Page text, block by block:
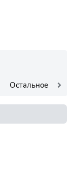
Остальное